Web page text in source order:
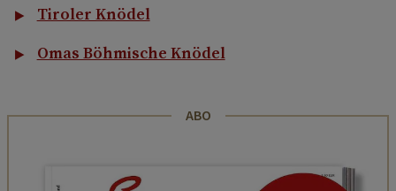
Tiroler Knödel
Omas Böhmische Knödel
ABO